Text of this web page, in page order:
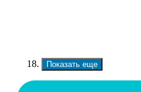
Показать еще